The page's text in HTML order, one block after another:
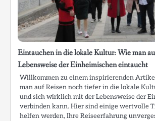
Eintauchen in die lokale Kultur: Wie man
Lebensweise der Einheimischen eintaucht
Willkommen zu einem inspirierenden
man auf Reisen noch tiefer in die lokale
und sich wirklich mit der Lebensweise der
verbinden kann. Hier sind einige wertvolle
helfen werden, Ihre Reiseerfahrung